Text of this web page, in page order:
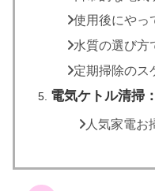
使用後にやっ
水質の選び方
定期掃除のス
電気ケトル清掃
人気家電お